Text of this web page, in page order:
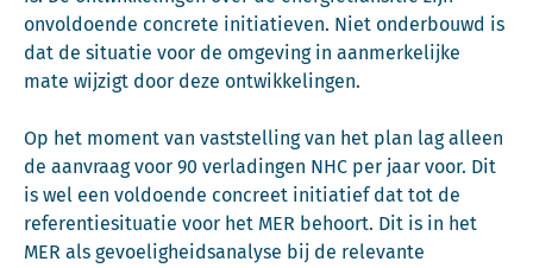
onvoldoende concrete initiatieven. Niet onderbouwd is
dat de situatie voor de omgeving in aanmerkelijke
mate wijzigt door deze ontwikkelingen.
Op het moment van vaststelling van het plan lag alleen
de aanvraag voor 90 verladingen NHC per jaar voor. Dit
is wel een voldoende concreet initiatief dat tot de
referentiesituatie voor het MER behoort. Dit is in het
MER als gevoeligheidsanalyse bij de relevante